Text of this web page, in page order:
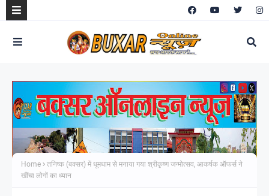
Home
तनिष्क (बक्सर) में धूमधाम से मनाया गया श्रीकृष्ण जन्मोत्सव, आकर्षक ऑफर्स ने
खींचा लोगों का ध्यान